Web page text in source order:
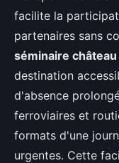
facilite la
partenaires sans
séminaire
destination
d'absence
ferroviaires et
formats d'une
urgentes. Cette